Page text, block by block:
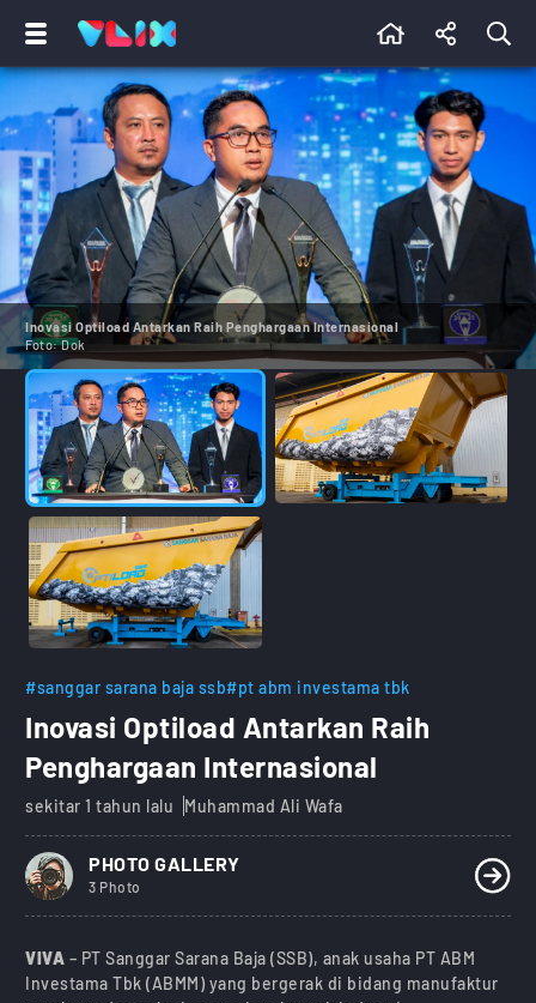
Inovasi Optiload Antarkan Raih Penghargaan Internasional
Foto:Dok
#sanggar sarana baja ssb#pt abm investama tbk
Inovasi Optiload Antarkan Raih
Penghargaan Internasional
sekitar 1 tahun lalu Muhammad Ali Wafa
PHOTO GALLERY
3 Photo
VIVA – PT Sanggar Sarana Baja (SSB), anak usaha PT ABM
Investama Tbk (ABMM) yang bergerak di bidang manufaktur